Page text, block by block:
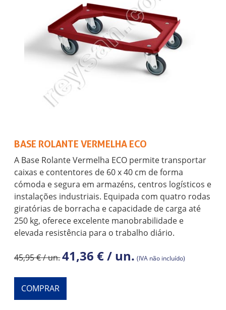
BASE ROLANTE VERMELHA ECO
A Base Rolante Vermelha ECO permite transportar
caixas e contentores de 60 x 40 cm de forma
cómoda e segura em armazéns, centros logísticos e
instalações industriais. Equipada com quatro rodas
giratórias de borracha e capacidade de carga até
250 kg, oferece excelente manobrabilidade e
elevada resistência para o trabalho diário.
45,95 € / un.41,36 € / un. (IVA não incluído)
COMPRAR